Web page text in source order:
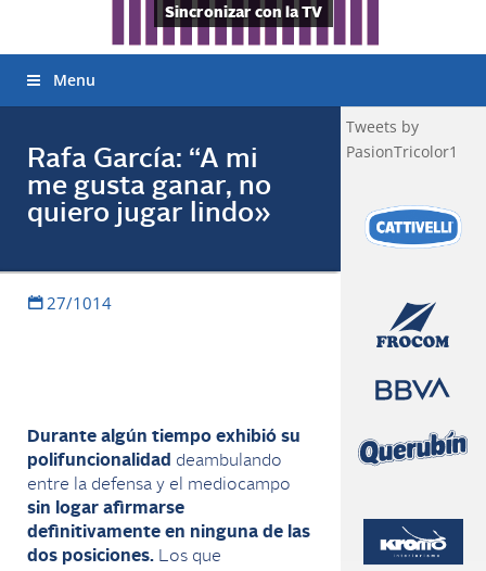
Sincronizar con la TV
Menu
Rafa García: “A mi
me gusta ganar, no
quiero jugar lindo»
27/1014
Durante algún tiempo exhibió su
polifuncionalidad deambulando
entre la defensa y el mediocampo
sin logar afirmarse
definitivamente en ninguna de las
dos posiciones. Los que
Tweets by
PasionTricolor1